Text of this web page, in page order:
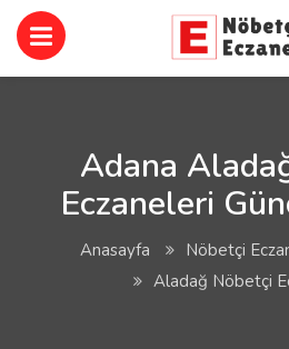
Adana
Eczaneleri
Anasayfa Nöbetçi
Aladağ Nöbetçi